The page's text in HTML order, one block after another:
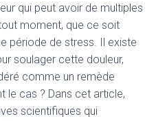
qui peut avoir de multiples
moment, que ce soit
période de stress. Il existe
soulager cette douleur,
comme un remède
le cas ? Dans cet article,
scientifiques qui